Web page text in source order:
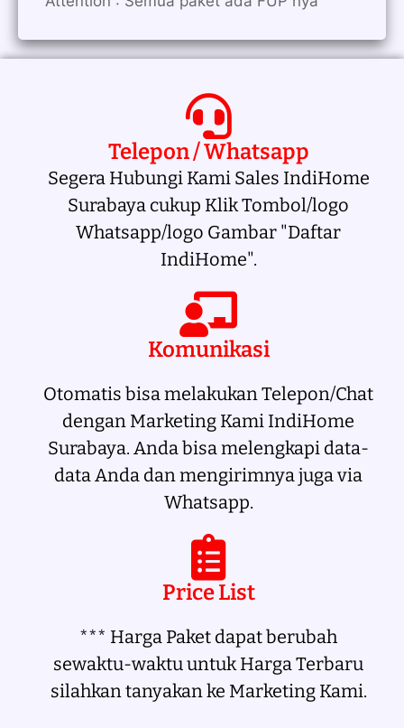
Telepon / Whatsapp
Segera Hubungi Kami Sales IndiHome
Surabaya cukup Klik Tombol/logo
Whatsapp/logo Gambar "Daftar
IndiHome".
Komunikasi
Otomatis bisa melakukan Telepon/Chat
dengan Marketing Kami IndiHome
Surabaya. Anda bisa melengkapi data-
data Anda dan mengirimnya juga via
Whatsapp.
Price List
*** Harga Paket dapat berubah
sewaktu-waktu untuk Harga Terbaru
silahkan tanyakan ke Marketing Kami.